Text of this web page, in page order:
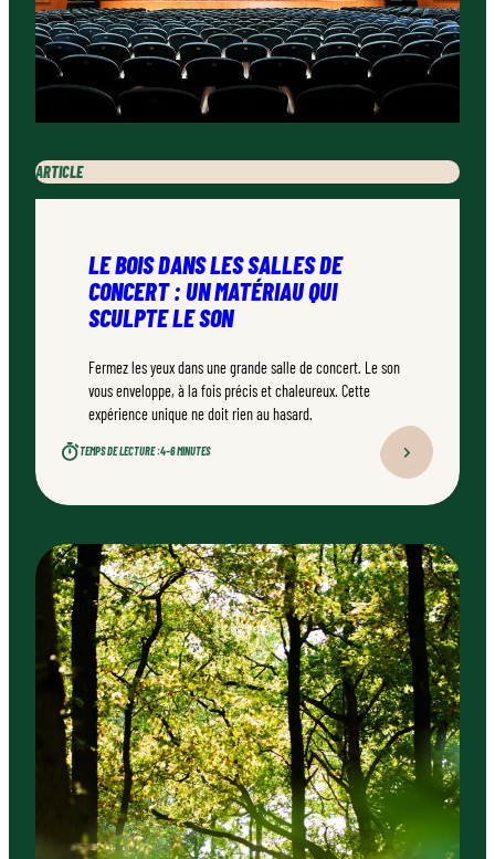
ARTICLE
LE BOIS DANS LES SALLES DE
CONCERT : UN MATÉRIAU QUI
SCULPTE LE SON
Fermez les yeux dans une grande salle de concert. Le son
vous enveloppe, à la fois précis et chaleureux. Cette
expérience unique ne doit rien au hasard.
TEMPS DE LECTURE :4–6 MINUTES